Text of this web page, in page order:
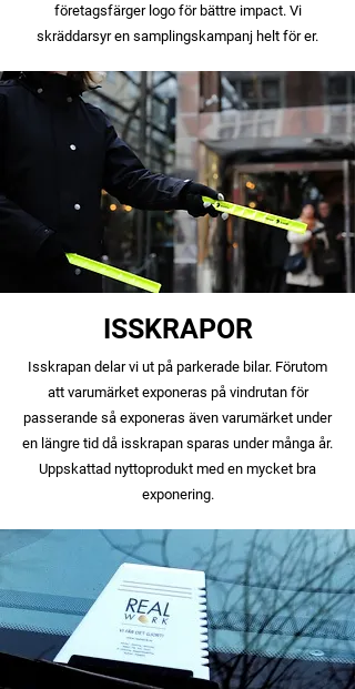
företagsfärger logo för bättre impact. Vi
skräddarsyr en samplingskampanj helt för er.
ISSKRAPOR
Isskrapan delar vi ut på parkerade bilar. Förutom
att varumärket exponeras på vindrutan för
passerande så exponeras även varumärket under
en längre tid då isskrapan sparas under många år.
Uppskattad nyttoprodukt med en mycket bra
exponering.